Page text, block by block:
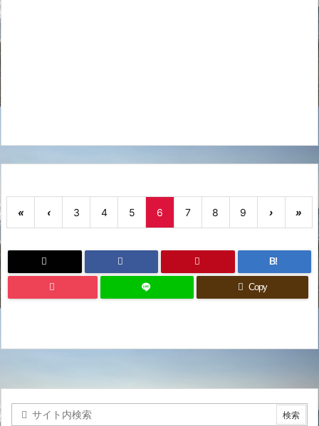
« ‹ 3 4 5 6 7 8 9 › »
B!
Copy